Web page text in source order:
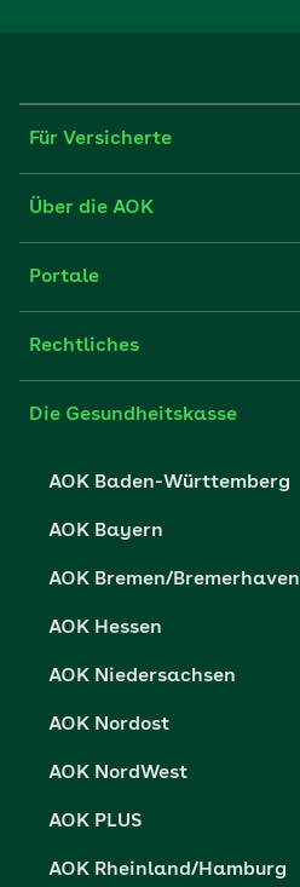
Für Versicherte
Formulare und Anträge
FAQ
Über die AOK
Struktur & Verwaltung
Partner der AOK
Portale
Fachportal für Arbeitgeber
Presse- und Politikportal
Vertriebspartner-Service
Rechtliches
Impressum
Die Gesundheitskasse
AOK Baden-Württemberg
AOK Bayern
AOK Bremen/Bremerhaven
AOK Hessen
AOK Niedersachsen
AOK Nordost
AOK NordWest
AOK PLUS
AOK Rheinland/Hamburg